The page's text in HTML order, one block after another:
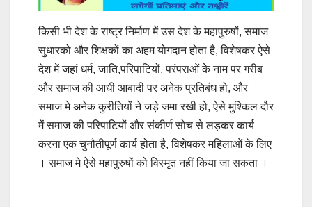
किसी भी देश के राष्ट्र निर्माण में उस देश के महापुरुषों, समाज
सुधारको और शिक्षकों का अहम योगदान होता है, विशेषकर ऐसे
देश में जहां धर्म, जाति,परिपाटियों, परंपराओं के नाम पर गरीब
और समाज की आधी आबादी पर अनेक प्रतिबंध हो, और
समाज मे अनेक कुरीतियों ने जड़े जमा रखी हो, ऐसे मुश्किल दौर
में समाज की परिपाटियों और संकीर्ण सोच से लड़कर कार्य
करना एक चुनौतीपूर्ण कार्य होता है, विशेषकर महिलाओं के लिए
। समाज मे ऐसे महापुरुषों को विस्मृत नहीं किया जा सकता ।